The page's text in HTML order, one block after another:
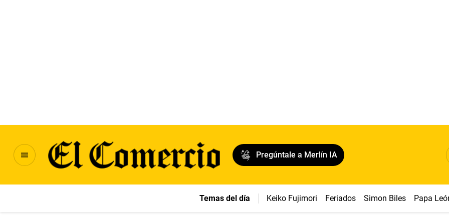
Pregúntale a Merlín IA
Temas del día Keiko Fujimori Feriados Simon Biles Papa